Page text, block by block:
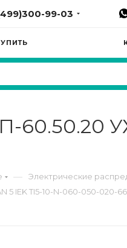
99-03
— Электрические
5 IEK TI5-10-N-060-050-020-66